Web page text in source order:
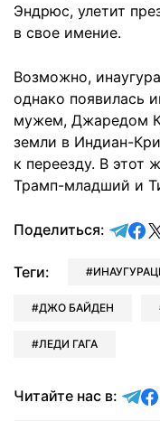
Эндрюс, улетит
в свое имение.
Возможно,
однако появилась
мужем, Джаредом
земли в Индиан-
к переезду. В этот
Трамп-младший и
Поделиться:
Теги:
ДЖО БАЙДЕН
ЛЕДИ ГАГА
Читайте нас в: